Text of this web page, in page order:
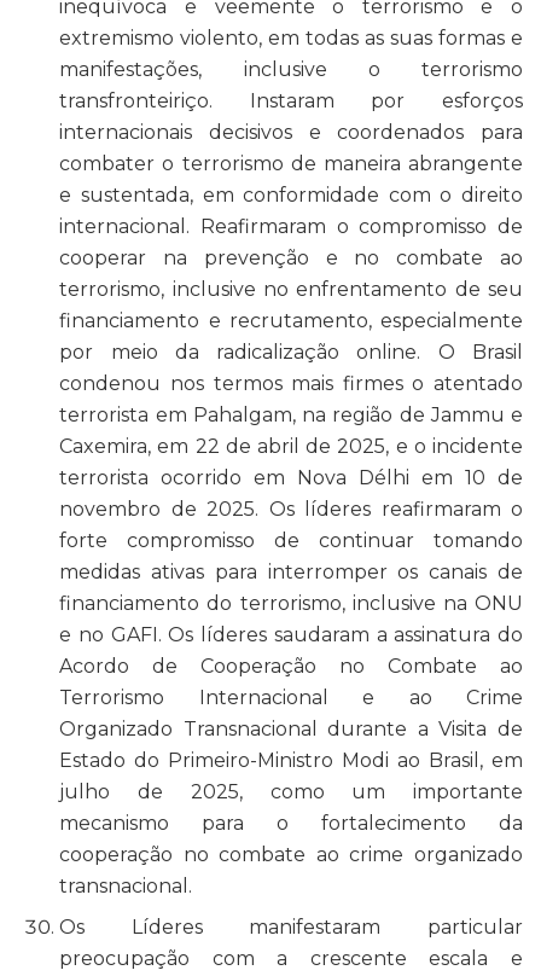
inequívoca e veemente o terrorismo e o
extremismo violento, em todas as suas formas e
manifestações, inclusive o terrorismo
transfronteiriço. Instaram por esforços
internacionais decisivos e coordenados para
combater o terrorismo de maneira abrangente
e sustentada, em conformidade com o direito
internacional. Reafirmaram o compromisso de
cooperar na prevenção e no combate ao
terrorismo, inclusive no enfrentamento de seu
financiamento e recrutamento, especialmente
por meio da radicalizaçãoonline. O Brasil
condenou nos termos mais firmes o atentado
terrorista em Pahalgam, na região de Jammu e
Caxemira, em 22 de abril de 2025, e o incidente
terrorista ocorrido em Nova Délhi em 10 de
novembro de 2025. Os líderes reafirmaram o
forte compromisso de continuar tomando
medidas ativas para interromper os canais de
financiamento do terrorismo, inclusive na ONU
e no GAFI. Os líderes saudaram a assinatura do
Acordo de Cooperação no Combate ao
Terrorismo Internacional e ao Crime
Organizado Transnacional durante a Visita de
Estado do Primeiro-Ministro Modi ao Brasil, em
julho de 2025, como um importante
mecanismo para o fortalecimento da
cooperação no combate ao crime organizado
transnacional.
Os Líderes manifestaram particular
preocupação com a crescente escala e